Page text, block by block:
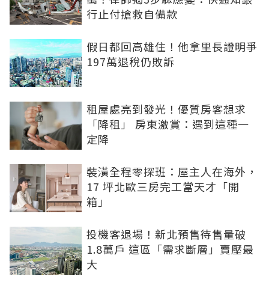
行止付搶救自備款
假日都回高雄住！他拿里長證明爭
197萬退稅仍敗訴
租屋處亮到發光！優質房客想求
「降租」 房東激賞：遇到這種一
定降
裝潢全程零探班：屋主人在海外，
17 坪北歐三房完工當天才「開
箱」
投機客退場！新北預售待售量破
1.8萬戶 這區「需求斷層」賣壓最
大